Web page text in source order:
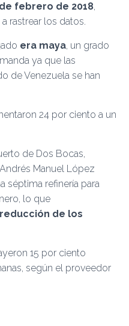
febrero de 2018,
rastrear los datos.
era maya, un grado
ya que las
de Venezuela se han
24 por ciento a un
de Dos Bocas,
Manuel López
séptima refinería para
lo que
de los
15 por ciento
según el proveedor